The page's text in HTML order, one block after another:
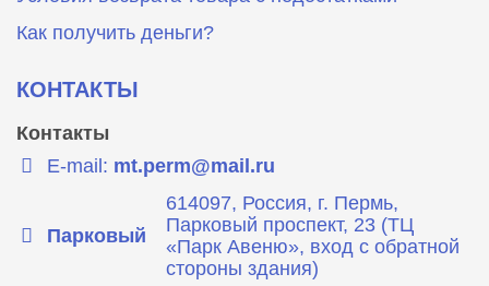
Как получить деньги?
КОНТАКТЫ
Контакты
E-mail: mt.perm@mail.ru
Парковый
614097, Россия, г. Пермь,
Парковый проспект, 23 (ТЦ
«Парк Авеню», вход с обратной
стороны здания)